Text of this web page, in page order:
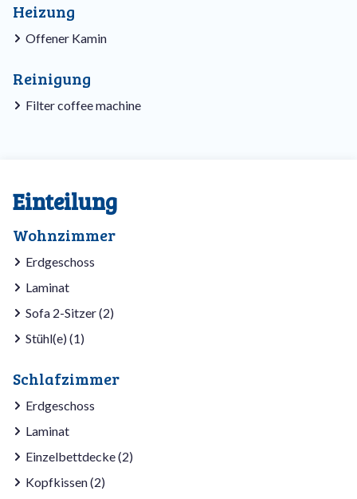
Heizung
Offener Kamin
Reinigung
Filter coffee machine
Einteilung
Wohnzimmer
Erdgeschoss
Laminat
Sofa 2-Sitzer (2)
Stühl(e) (1)
Schlafzimmer
Erdgeschoss
Laminat
Einzelbettdecke (2)
Kopfkissen (2)